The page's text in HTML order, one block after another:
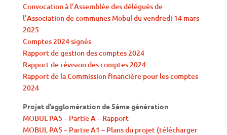
Convocation à l’Assemblée des délégués de
l’Association de communes Mobul du vendredi 14 mars
2025
Comptes 2024 signés
Rapport de gestion des comptes 2024
Rapport de révision des comptes 2024
Rapport de la Commission financière pour les comptes
2024
Projet d’agglomération de 5ème génération
MOBUL PA5 – Partie A – Rapport
MOBUL PA5 – Partie A1 – Plans du projet (télécharger